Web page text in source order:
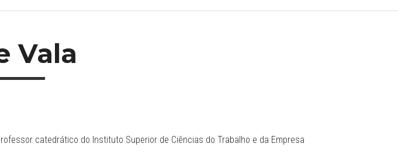
Vala
catedrático do Instituto Superior de Ciências do Trabalho e da Empresa